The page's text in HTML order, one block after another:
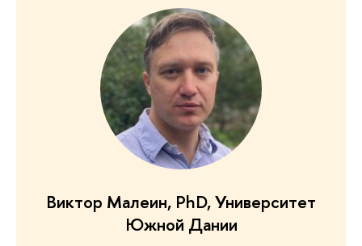
Виктор Малеин, PhD, Университет
Южной Дании